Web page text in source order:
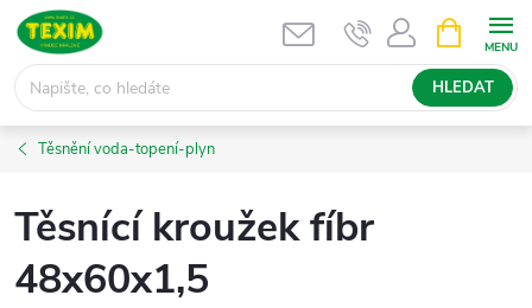
Přejít
obsah
HLEDAT
NÁKUPNÍ
KOŠÍK
Těsnění voda-topení-plyn
Těsnící kroužek fíbr
48x60x1,5